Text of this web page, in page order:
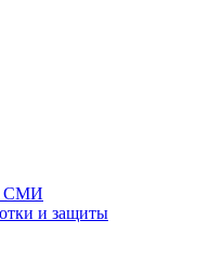
СМИ
и защиты